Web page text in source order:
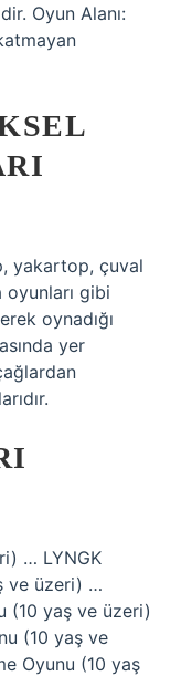
Oyun Alanı:
yakartop, çuval
oyunları gibi
oynadığı
yer
… LYNGK
ve üzeri) …
(10 yaş ve üzeri)
(10 yaş ve
Oyunu (10 yaş